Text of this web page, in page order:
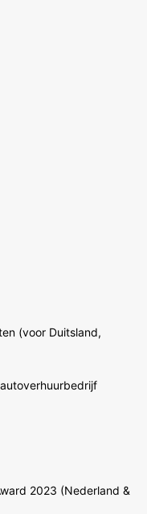
(voor Duitsland,
2023 (Nederland &